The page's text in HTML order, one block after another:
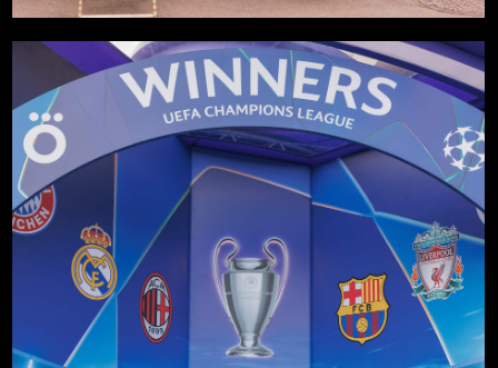
ПОЛИТИКА ПРИВАТНОСТИ
СВЯЗАТЬСЯ С НАМИ
HI@GOODMATTER.WORKS
+7 495 859-08-88